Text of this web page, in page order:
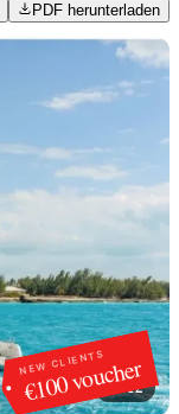
PDF herunterladen
NEW CLIENTS
€100 voucher
1/12